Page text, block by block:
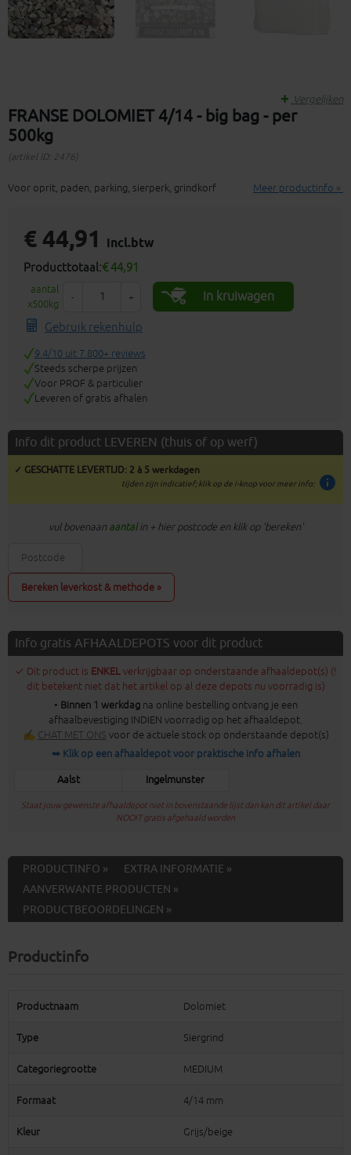
FRANSE DOLOMIET 4/14 - big bag - per
500kg
(artikel ID: 2476)
Vergelijken
Voor oprit, paden, parking, sierperk, grindkorf Meer productinfo »
€ 44,91 incl.btw
Producttotaal:€ 44,91
aantal
x500kg
- +
In kruiwagen
Gebruik rekenhulp
9.4/10 uit 7.800+ reviews
Steeds scherpe prijzen
Voor PROF & particulier
Leveren of gratis afhalen
Info dit product LEVEREN (thuis of op werf)
✓ GESCHATTE LEVERTIJD: 2 à 5 werkdagen
info
tijden zijn indicatief; klik op de i-knop voor meer info:
vul bovenaan aantalin + hier postcode en klik op 'bereken'
Bereken leverkost & methode »
Info gratis AFHAALDEPOTS voor dit product
✓ Dit product is ENKELverkrijgbaar op onderstaande afhaaldepot(s) (!
dit betekent niet dat het artikel op al deze depots nu voorradig is)
• Binnen 1 werkdagna online bestelling ontvang je een
afhaalbevestiging INDIEN voorradig op het afhaaldepot.
✍ CHAT MET ONS voor de actuele stock op onderstaande depot(s)
➥ Klik op een afhaaldepot voor praktische info afhalen
Aalst Ingelmunster
Staat jouw gewenste afhaaldepot niet in bovenstaande lijst dan kan dit artikel daar
NOOIT gratis afgehaald worden
PRODUCTINFO »
EXTRA INFORMATIE »
AANVERWANTE PRODUCTEN »
PRODUCTBEOORDELINGEN »
Productinfo
Productnaam Dolomiet
Type Siergrind
Categoriegrootte MEDIUM
Formaat 4/14 mm
Kleur Grijs/beige